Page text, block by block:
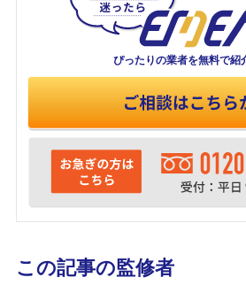
ぴったりの業者を無料で紹
この記事の監修者